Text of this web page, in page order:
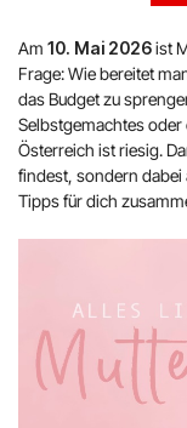
ALPS
Yves
Thalia
Douglas
Alle Shops
Am 10. Mai 2026ist
Frage: Wie bereitet
das Budget zu
Selbstgemachtes
Österreich ist riesig.
findest, sondern
Tipps für dich